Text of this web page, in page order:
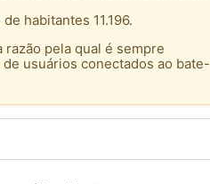
habitantes 11.196.
pela qual é sempre
usuários conectados ao bate-